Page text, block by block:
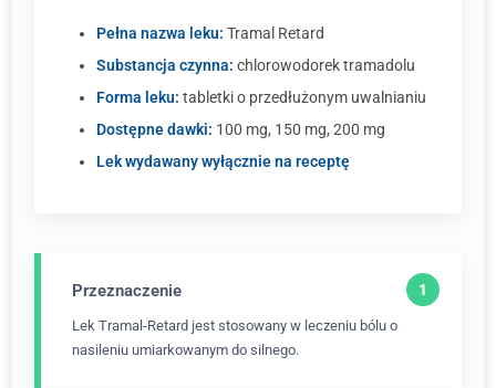
Pełna nazwa leku: Tramal Retard
Substancja czynna: chlorowodorek tramadolu
Forma leku: tabletki o przedłużonym uwalnianiu
Dostępne dawki: 100 mg, 150 mg, 200 mg
Lek wydawany wyłącznie na receptę
Przeznaczenie
Lek Tramal-Retard jest stosowany w leczeniu bólu o
nasileniu umiarkowanym do silnego.